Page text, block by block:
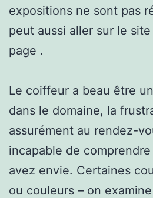
expositions ne sont pas
peut aussi aller sur le
page .
Le coiffeur a beau être
dans le domaine, la
assurément au rendez-
incapable de
avez envie. Certaines
ou couleurs – on